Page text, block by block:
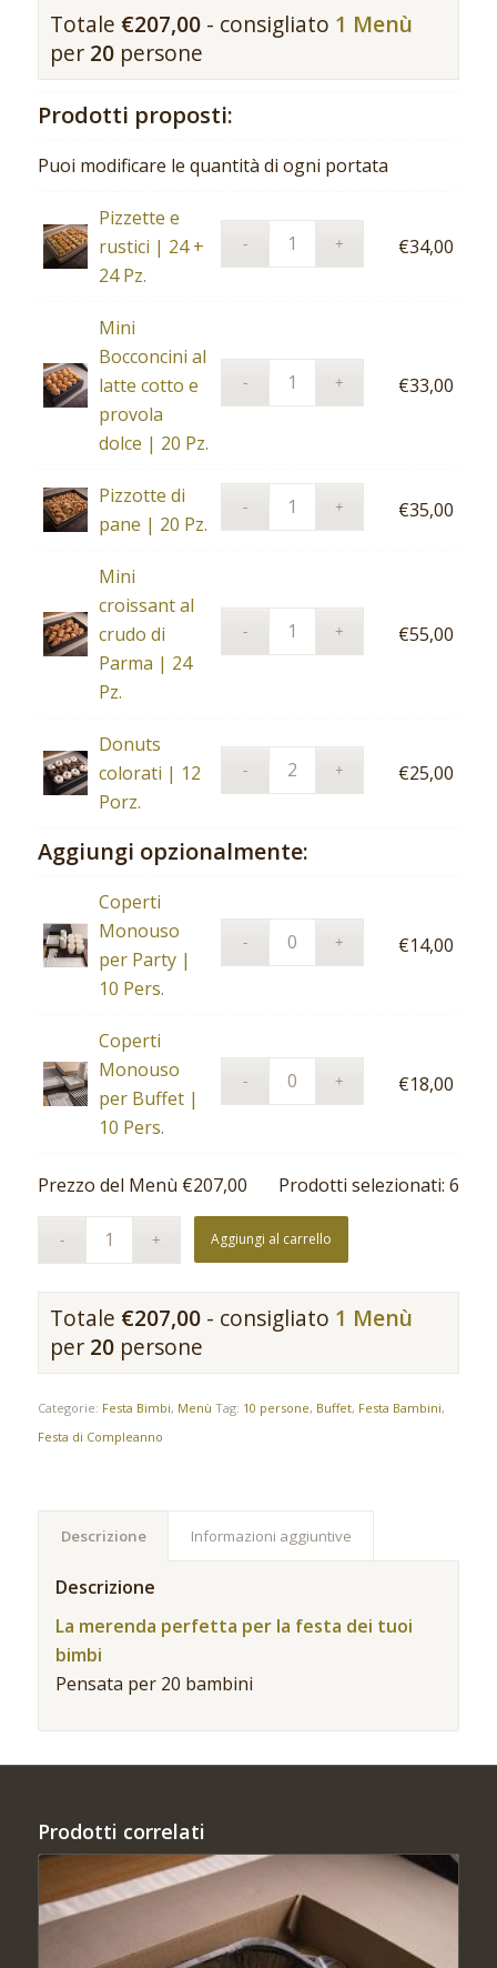
Totale €207,00- consigliato 1 Menù
per 20persone
Prodotti proposti:
Puoi modificare le quantità di ogni portata
Pizzette e
rustici | 24 +
24 Pz.
€34,00
Mini
Bocconcini al
latte cotto e
provola
dolce | 20 Pz.
€33,00
Pizzotte di
pane | 20 Pz.
€35,00
Mini
croissant al
crudo di
Parma | 24
Pz.
€55,00
Donuts
colorati | 12
Porz.
€25,00
Aggiungi opzionalmente:
Coperti
Monouso
per Party |
10 Pers.
€14,00
Coperti
Monouso
per Buffet |
10 Pers.
€18,00
Prezzo del Menù €207,00 Prodotti selezionati: 6
Aggiungi al carrello
Totale €207,00- consigliato 1 Menù
per 20persone
Categorie: Festa Bimbi, Menù Tag: 10 persone, Buffet, Festa Bambini,
Festa di Compleanno
Descrizione Informazioni aggiuntive
Descrizione
La merenda perfetta per la festa dei tuoi
bimbi
Pensata per 20 bambini
Prodotti correlati